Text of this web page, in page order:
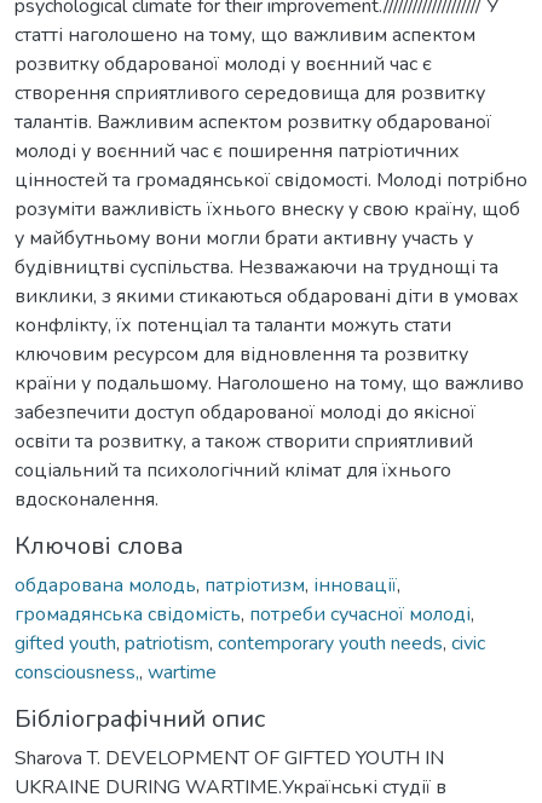
psychological climate for their improvement.//////////////////// У
статті наголошено на тому, що важливим аспектом
розвитку обдарованої молоді у воєнний час є
створення сприятливого середовища для розвитку
талантів. Важливим аспектом розвитку обдарованої
молоді у воєнний час є поширення патріотичних
цінностей та громадянської свідомості. Молоді потрібно
розуміти важливість їхнього внеску у свою країну, щоб
у майбутньому вони могли брати активну участь у
будівництві суспільства. Незважаючи на труднощі та
виклики, з якими стикаються обдаровані діти в умовах
конфлікту, їх потенціал та таланти можуть стати
ключовим ресурсом для відновлення та розвитку
країни у подальшому. Наголошено на тому, що важливо
забезпечити доступ обдарованої молоді до якісної
освіти та розвитку, а також створити сприятливий
соціальний та психологічний клімат для їхнього
вдосконалення.
Ключові слова
обдарована молодь, патріотизм, інновації,
громадянська свідомість, потреби сучасної молоді,
gifted youth, patriotism, contemporary youth needs, civic
consciousness,, wartime
Бібліографічний опис
Sharova T. DEVELOPMENT OF GIFTED YOUTH IN
UKRAINE DURING WARTIME.Українські студії в